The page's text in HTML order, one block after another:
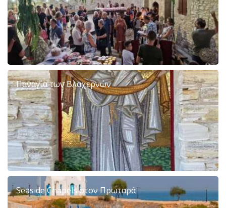
Παναγία των Βλαχερνών
Seaside Chapels στον Πρωταρά